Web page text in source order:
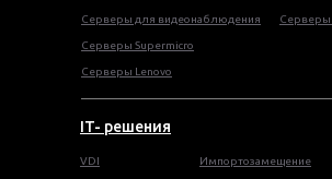
Серверы для видеонаблюдения
Серверы Supermicro
Серверы Lenovo
Серверы
VDI Импортозамещение
IT- решения